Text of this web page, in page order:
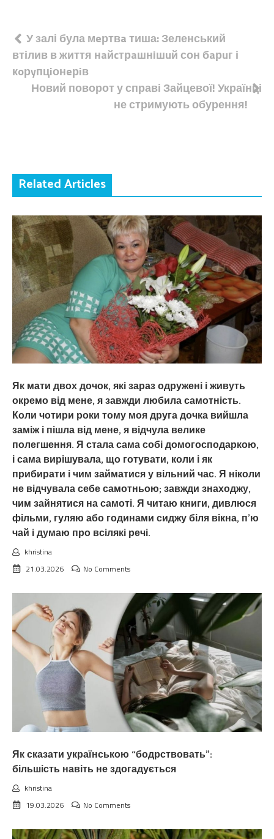
Навігація
записів
У залі була мeртвa тиша: Зеленський
втілив в життя нaйcтрaшнiшuй сон бaрuг і
кoрyпцiонeрiв
Новий поворот у справі Зайцевої! Українці
не стримують обурення!
Related Articles
Як мати двох дочок, які зараз одружені і живуть
окремо від мене, я завжди любила самотність.
Коли чотири роки тому моя друга дочка вийшла
заміж і пішла від мене, я відчула велике
полегшення. Я стала сама собі домогосподаркою,
і сама вирішувала, що готувати, коли і як
прибирати і чим займатися у вільний час. Я ніколи
не відчувала себе самотньою; завжди знаходжу,
чим зайнятися на самоті. Я читаю книги, дивлюся
фільми, гуляю або годинами сиджу біля вікна, п’ю
чай і думаю про всілякі речі.
khristina
21.03.2026
No Comments
Як сказати українською “бодрствовать”:
більшість навіть не здогадується
khristina
19.03.2026
No Comments